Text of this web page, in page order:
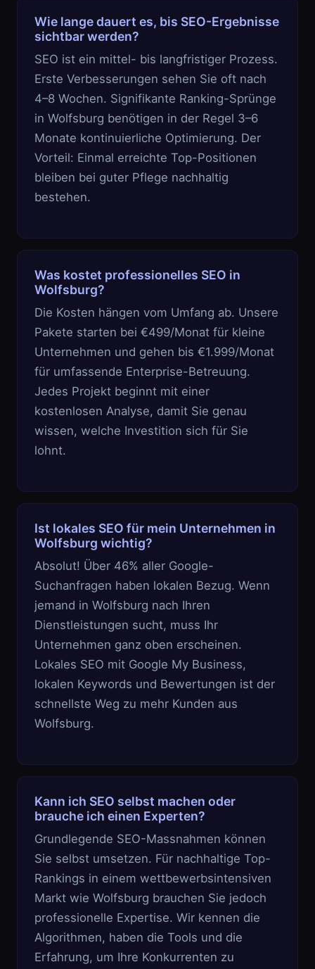
Wie lange dauert es, bis SEO-Ergebnisse
sichtbar werden?
SEO ist ein mittel- bis langfristiger Prozess.
Erste Verbesserungen sehen Sie oft nach
4–8 Wochen. Signifikante Ranking-Sprünge
in Wolfsburg benötigen in der Regel 3–6
Monate kontinuierliche Optimierung. Der
Vorteil: Einmal erreichte Top-Positionen
bleiben bei guter Pflege nachhaltig
bestehen.
Was kostet professionelles SEO in
Wolfsburg?
Die Kosten hängen vom Umfang ab. Unsere
Pakete starten bei €499/Monat für kleine
Unternehmen und gehen bis €1.999/Monat
für umfassende Enterprise-Betreuung.
Jedes Projekt beginnt mit einer
kostenlosen Analyse, damit Sie genau
wissen, welche Investition sich für Sie
lohnt.
Ist lokales SEO für mein Unternehmen in
Wolfsburg wichtig?
Absolut! Über 46% aller Google-
Suchanfragen haben lokalen Bezug. Wenn
jemand in Wolfsburg nach Ihren
Dienstleistungen sucht, muss Ihr
Unternehmen ganz oben erscheinen.
Lokales SEO mit Google My Business,
lokalen Keywords und Bewertungen ist der
schnellste Weg zu mehr Kunden aus
Wolfsburg.
Kann ich SEO selbst machen oder
brauche ich einen Experten?
Grundlegende SEO-Massnahmen können
Sie selbst umsetzen. Für nachhaltige Top-
Rankings in einem wettbewerbsintensiven
Markt wie Wolfsburg brauchen Sie jedoch
professionelle Expertise. Wir kennen die
Algorithmen, haben die Tools und die
Erfahrung, um Ihre Konkurrenten zu